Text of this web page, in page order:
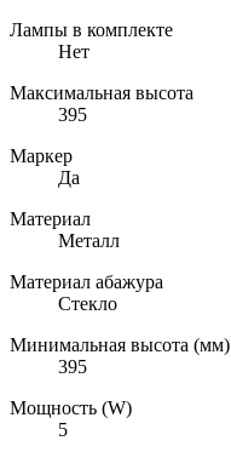
Лампы в комплекте
Нет
Максимальная высота
395
Маркер
Да
Материал
Металл
Материал абажура
Стекло
Минимальная высота (мм)
395
Мощность (W)
5